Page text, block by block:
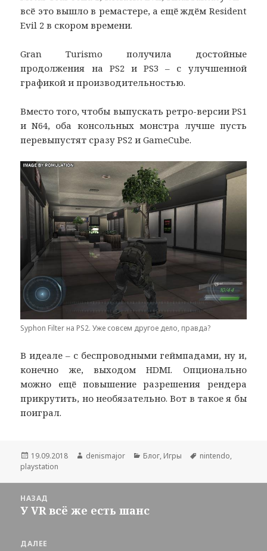
всё это вышло в ремастере, а ещё ждём Resident
Evil 2 в скором времени.
Gran Turismo получила достойные
продолжения на PS2 и PS3 – с улучшенной
графикой и производительностью.
Вместо того, чтобы выпускать ретро-версии PS1
и N64, оба консольных монстра лучше пусть
перевыпустят сразу PS2 и GameCube.
Syphon Filter на PS2. Уже совсем другое дело, правда?
В идеале – с беспроводными геймпадами, ну и,
конечно же, выходом HDMI. Опционально
можно ещё повышение разрешения рендера
прикрутить, но необязательно. Вот в такое я бы
поиграл.
Опубликовано
19.09.2018 Автор
denismajor Рубрики
Блог, Игры Метки
nintendo,
playstation
записям
НАЗАД
Предыдущая
У VR всё же есть шанс
ДАЛЕЕ